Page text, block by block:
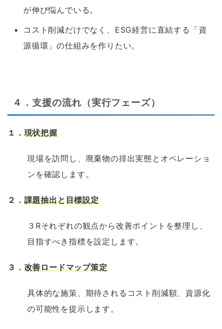
が伸び悩んでいる。
コスト削減だけでなく、ESG経営に直結する「資
源循環」の仕組みを作りたい。
４．支援の流れ（実行フェーズ）
１． 現状把握
現場を訪問し、廃棄物の排出実態とオペレーショ
ンを確認します。
２． 課題抽出と目標設定
３Rそれぞれの観点から改善ポイントを整理し、
目指すべき指標を設定します。
３． 改善ロードマップ策定
具体的な施策、期待されるコスト削減額、資源化
の可能性を提示します。